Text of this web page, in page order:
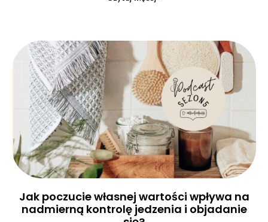
Jak poczucie własnej wartości wpływa na
nadmierną kontrolę jedzenia i objadanie